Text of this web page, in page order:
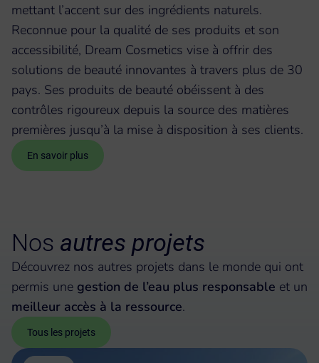
mettant l’accent sur des ingrédients naturels.
Reconnue pour la qualité de ses produits et son
accessibilité, Dream Cosmetics vise à offrir des
solutions de beauté innovantes à travers plus de 30
pays. Ses produits de beauté obéissent à des
contrôles rigoureux depuis la source des matières
premières jusqu’à la mise à disposition à ses clients.
En savoir plus
Nos autres projets
Découvrez nos autres projets dans le monde qui ont
permis une gestion de l’eau plus responsable et un
meilleur accès à la ressource.
Tous les projets